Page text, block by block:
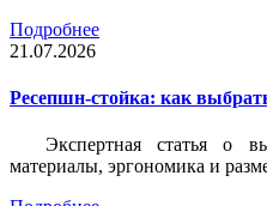
Подробнее
21.07.2026
Ресепшн-стойка: как
Экспертная статья о
материалы, эргономика и